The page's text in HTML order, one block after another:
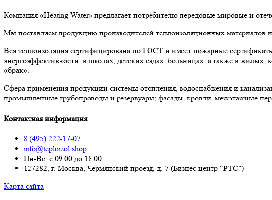
Компания «Heating Water» предлагает потребителю передовые мировые и
Мы поставляем продукцию производителей теплоизоляционных материалов
Вся теплоизоляция сертифицирована по ГОСТ и имеет пожарные
энергоэффективности: в школах, детских садах, больницах, а также в
«брак».
Сфера применения продукции системы отопления, водоснабжения и
промышленные трубопроводы и резервуары; фасады, кровли, межэтажные
Контактная информация
8 (495) 222-17-07
info@teploizol.shop
Пн-Вс: с 09:00 до 18:00
127282, г. Москва, Чермянский проезд, д. 7 (Бизнес центр "РТС")
Карта сайта